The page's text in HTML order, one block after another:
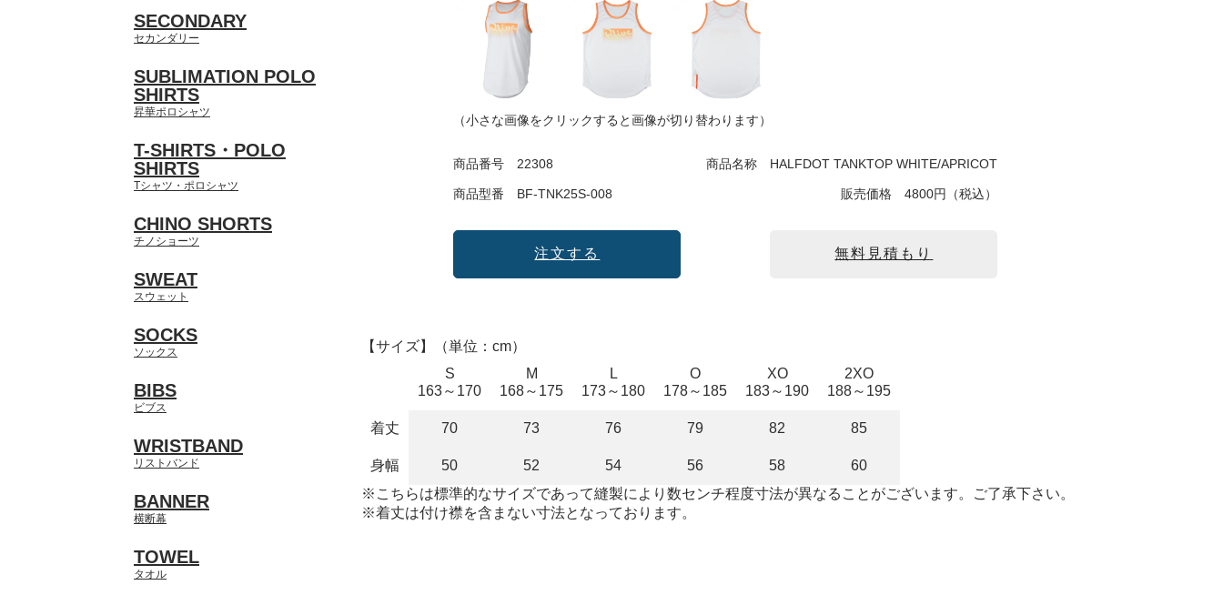
SECONDARY
セカンダリー
SUBLIMATION POLO
SHIRTS
昇華ポロシャツ
T-SHIRTS・POLO
SHIRTS
Tシャツ・ポロシャツ
CHINO SHORTS
チノショーツ
SWEAT
スウェット
SOCKS
ソックス
BIBS
ビブス
WRISTBAND
リストバンド
BANNER
横断幕
TOWEL
タオル
（小さな画像をクリックすると画像が切り替わります）
商品番号 22308 商品名称 HALFDOT TANKTOP WHITE/APRICOT
商品型番 BF-TNK25S-008 販売価格 4800円（税込）
注文する 無料見積もり
【サイズ】（単位：cm）
S
163～170
M
168～175
L
173～180
O
178～185
XO
183～190
2XO
188～195
着丈 70 73 76 79 82 85
身幅 50 52 54 56 58
60
※こちらは標準的なサイズであって縫製により数センチ程度寸法が異なることがございます。ご了承下さい。
※着丈は付け襟を含まない寸法となっております。